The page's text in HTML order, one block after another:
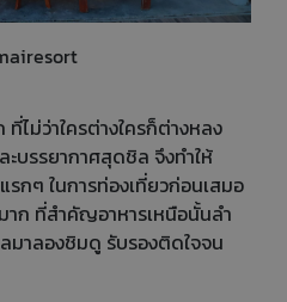
ไม่ว่าใครต่างใครก็ต่างหลง
บรรยากาศสุดชิล จึงทำให้
กๆ ในการท่องเที่ยวก่อนเสมอ
ก ที่สำคัญอาหารเหนือนั้นลำ
มาลองชิมดู รับรองติดใจจน